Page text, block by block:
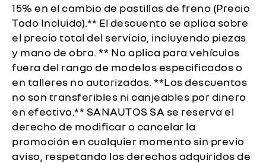
15% en el cambio de pastillas de freno (Precio
Todo Incluido).** El descuento se aplica sobre
el precio total del servicio, incluyendo piezas
y mano de obra. ** No aplica para vehículos
fuera del rango de modelos especificados o
en talleres no autorizados. **Los descuentos
no son transferibles ni canjeables por dinero
en efectivo.** SANAUTOS SA se reserva el
derecho de modificar o cancelar la
promoción en cualquier momento sin previo
aviso, respetando los derechos adquiridos de